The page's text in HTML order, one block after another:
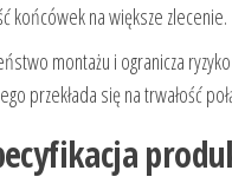
końcówek na większe zlecenie.
montażu i ogranicza
przekłada się na trwałość